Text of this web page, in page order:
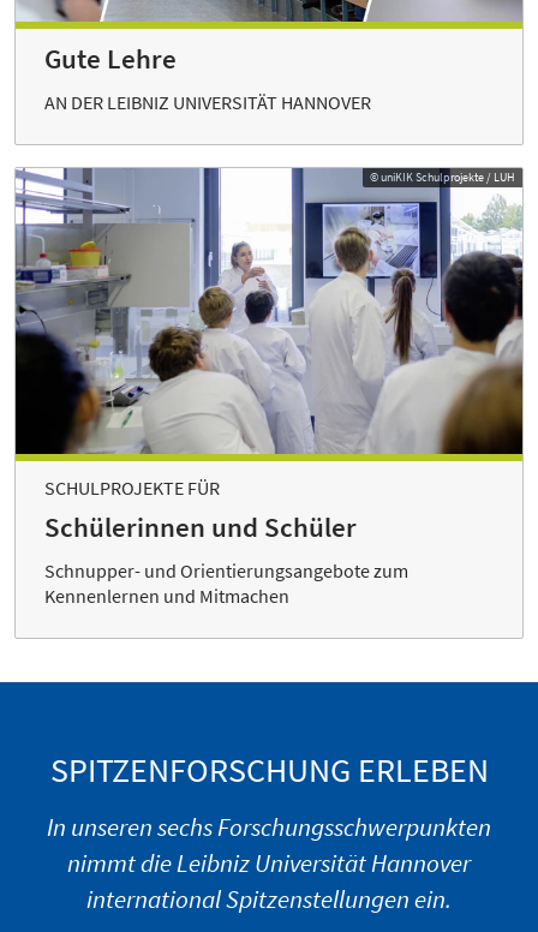
Gute Lehre
AN DER LEIBNIZ UNIVERSITÄT HANNOVER
© uniKIK Schulprojekte / LUH
SCHULPROJEKTE FÜR
Schülerinnen und Schüler
Schnupper- und Orientierungsangebote zum
Kennenlernen und Mitmachen
SPITZENFORSCHUNG ERLEBEN
In unseren sechs Forschungsschwerpunkten
nimmt die Leibniz Universität Hannover
international Spitzenstellungen ein.